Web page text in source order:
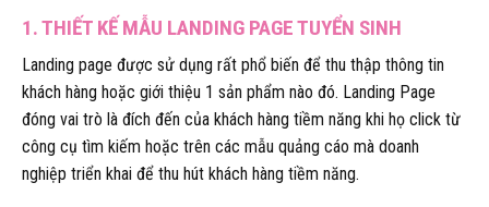
1. THIẾT KẾ MẪU LANDING PAGE TUYỂN SINH
Landing page được sử dụng rất phổ biến để thu thập thông tin
khách hàng hoặc giới thiệu 1 sản phẩm nào đó. Landing Page
đóng vai trò là đích đến của khách hàng tiềm năng khi họ click từ
công cụ tìm kiếm hoặc trên các mẫu quảng cáo mà doanh
nghiệp triển khai để thu hút khách hàng tiềm năng.